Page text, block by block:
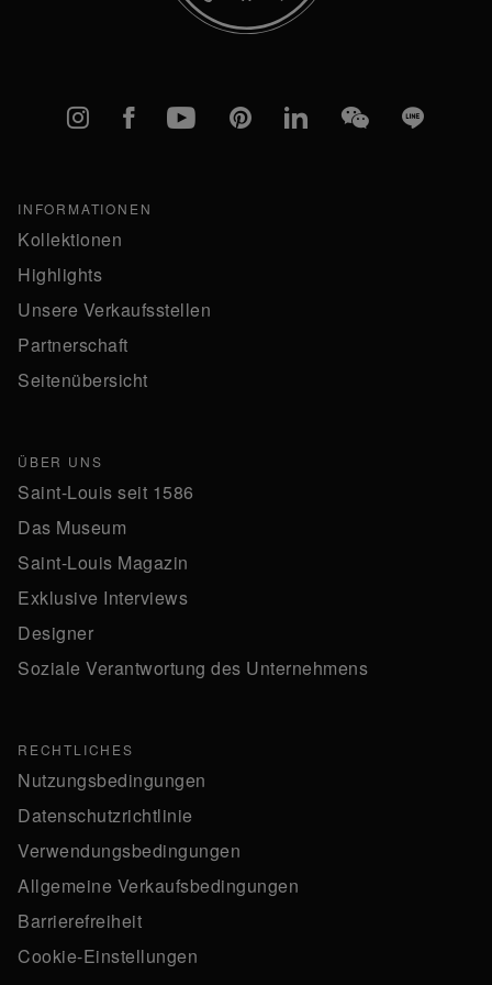
Instagram
FacebookYouTubePinterestlinkedInWeChatLine
INFORMATIONEN
Kollektionen
Highlights
Unsere Verkaufsstellen
Partnerschaft
Seitenübersicht
ÜBER UNS
Saint-Louis seit 1586
Das Museum
Saint-Louis Magazin
Exklusive Interviews
Designer
Soziale Verantwortung des Unternehmens
RECHTLICHES
Nutzungsbedingungen
Datenschutzrichtlinie
Verwendungsbedingungen
Allgemeine Verkaufsbedingungen
Barrierefreiheit
Cookie-Einstellungen